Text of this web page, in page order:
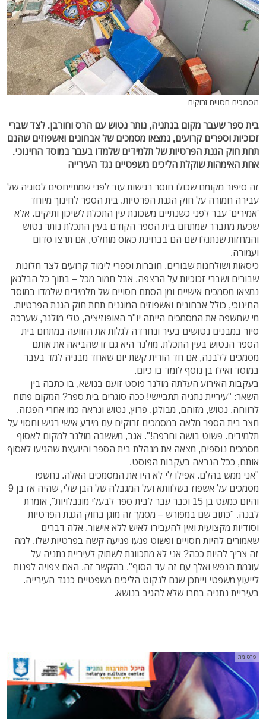
מסמכים חסויים זרוקים
בית ספר שעבר מקום בנתניה, נותר נטוש עם הרס וחורבן. לצד שברי
זכוכיות וספרים קרועים, נמצאו מסמכים של אבחונים ואשפוזים שהנם
תחת חוק הגנת הפרטיות של תלמידים שלמדו בעבר במוסד החינוכי.
אחת האימהות שוקלת הליכים משפטיים נגד העירייה
זה סיפור מקומם שכולו חוסר רגישות עוד לפני שמתייחסים לסוגיה של
עבירה חמורה על חוק הגנת הפרטיות. בית הספר לחינוך מיוחד
'אמירים' עבר לפני כשנתיים משכונת עין התכלת לשיכון ותיקים. אלא
שכעת מתברר שמתחם בית הספר הקודם בעין התכלת נותר נטוש
והמחזות שנתגלו שם הם בבחינת כאוס מוחלט, אם תרצו סדום
ועמורה.
כיסאות ושולחנות שבורים, חוברות וספרי לימוד קרועים לצד חלונות
שבורים ושברי זכוכיות על הרצפה, אבל חמור מכל – בתוך כל הבלגאן
נמצאו מסמכים אישיים ומן הסתם חסויים של תלמידים שלמדו במוסד
החינוכי, כולל אבחונים ואשפוזים המוגנים תחת חוק הגנת הפרטיות.
מי שחשפה את המסמכים הייתה יו"ר האופוזיציה, טלי מולנר, שערכה
סיור במבנים נטושים בעיר ונחרדה לגלות את הזוועה במתחם בית
הספר הנטוש בעין התכלת. מולנר היא גם זו שהביאה את אותם
מסמכים ללבנה, אם חד הורית קשת יום שאחד מבניה למד בעבר
במוסד ואילו בן נוסף לומד בו כיום.
בעקבות האירוע העלתה מולנר פוסט זועם בנושא, בו כתבה בין
השאר: "עיריית נתניה תתביישי! ככה סוגרים בית ספר? המקום פתוח
לרווחה, נטוש, מזוהם, מבולגן, פרוץ, נטוש ונראה כמו אחרי הפגזה.
חצר בית הספר מלאה במסמכים זרוקים עם מידע אישי רגיש וחסוי על
תלמידים. פשוט בושה וחרפה!". אגב, מששבה מולנר למקום לאסוף
מסמכים נוספים, מצאה את מנהלת בית הספר והיועצת שהגיעו לאסוף
אותם, ככל הנראה בעקבות הפוסט.
"אני ממש בהלם. אפילו לי לא היו את המסמכים האלה. נחשפו
מסמכים על אשפוז בשלוותא ועל המגבלה של הבן שלי, שהיה אז בן 9
והיום כמעט בן 15 וכבר עבר לבית ספר לבעלי מוגבלויות", אומרת
לבנה. "כתוב שם במפורש – מסמך זה מוגן בחוק הגנת הפרטיות
וסודיות מקצועית ואין להעבירו לאיש ללא אישור. אלה דברים
שאמורים להיות חסויים ופשוט פגעו פגיעה קשה בפרטיות שלו. למה
זה צריך להיות ככה? אני לא מתכוונת לשתוק לעיריית נתניה על
עוגמת הנפש ואלך עם זה עד הסוף". בהקשר זה, האם צפויה לפנות
לייעוץ משפטי וייתכן שגם לנקוט הליכים משפטיים כנגד העירייה.
בעיריית נתניה בחרו שלא להגיב בנושא.
פרסומת